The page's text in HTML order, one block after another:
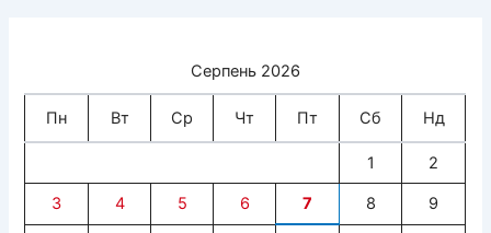
Серпень 2026
Пн Вт Ср Чт Пт Сб Нд
1 2
3 4 5 6 7 8 9